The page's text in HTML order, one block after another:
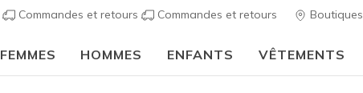
Commandes et retours Commandes et retours Boutiques
FEMMES HOMMES ENFANTS VÊTEMENTS